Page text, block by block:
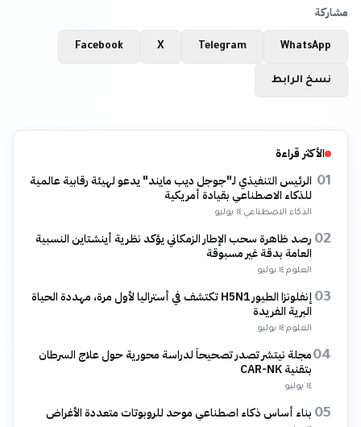
مشاركة
WhatsApp
Telegram
X
Facebook
نسخ الرابط
الأكثر قراءة
01 الرئيس التنفيذي لـ"جوجل ديب مايند" يدعو لهيئة رقابية عالمية
للذكاء الاصطناعي بقيادة أمريكية
الذكاء الاصطناعي·١٤ يوليو
02 رصد ظاهرة سحب الإطار الزمكاني يؤكد نظرية أينشتاين النسبية
العامة بدقة غير مسبوقة
العلوم·١٤ يوليو
03
إنفلونزا الطيور H5N1 تكتشف في أستراليا لأول مرة، مهددة الحياة
البرية الفريدة
العلوم·١٤ يوليو
04مجلة نيتشر تصدر تصحيحاً لدراسة محورية حول علاج السرطان
بتقنية CAR-NK
١٤ يوليو
05 بناء أساس ذكاء اصطناعي موحد للروبوتات متعددة الأغراض